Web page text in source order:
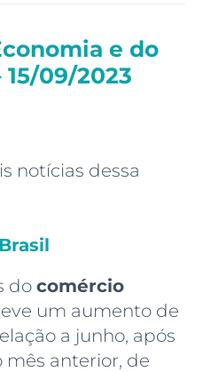
e do
09/2023
notícias dessa
do comércio
um aumento de
a junho, após
mês anterior, de